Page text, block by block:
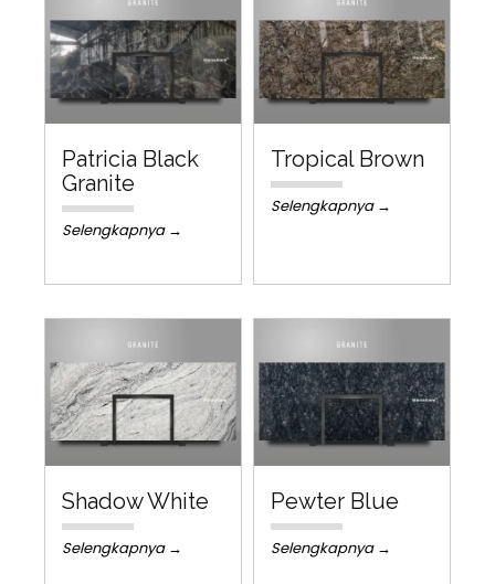
Patricia Black
Granite
Selengkapnya →
Tropical Brown
Selengkapnya →
Shadow White
Selengkapnya →
Pewter Blue
Selengkapnya →